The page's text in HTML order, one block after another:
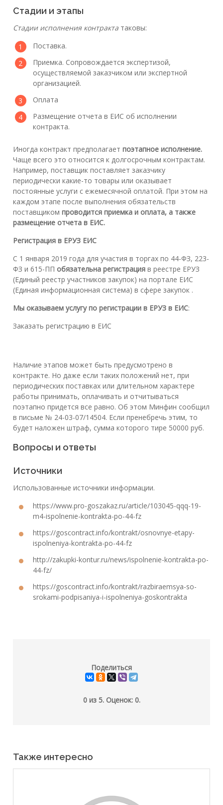
Стадии и этапы
Стадии исполнения контракта таковы:
Поставка.
Приемка. Сопровождается экспертизой,
осуществляемой заказчиком или экспертной
организацией.
Оплата
Размещение отчета в ЕИС об исполнении
контракта.
Иногда контракт предполагает поэтапное исполнение.
Чаще всего это относится к долгосрочным контрактам.
Например, поставщик поставляет заказчику
периодически какие-то товары или оказывает
постоянные услуги с ежемесячной оплатой. При этом на
каждом этапе после выполнения обязательств
поставщиком проводится приемка и оплата, а также
размещение отчета в ЕИС.
Регистрация в ЕРУЗ ЕИС
С 1 января 2019 года для участия в торгах по 44-ФЗ, 223-
ФЗ и 615-ПП обязательна регистрация в реестре ЕРУЗ
(Единый реестр участников закупок) на портале ЕИС
(Единая информационная система) в сфере закупок .
Мы оказываем услугу по регистрации в ЕРУЗ в ЕИС:
Заказать регистрацию в ЕИС
Наличие этапов может быть предусмотрено в
контракте. Но даже если таких положений нет, при
периодических поставках или длительном характере
работы принимать, оплачивать и отчитываться
поэтапно придется все равно. Об этом Минфин сообщил
в письме № 24-03-07/14504. Если пренебречь этим, то
будет наложен штраф, сумма которого тире 50000 руб.
Вопросы и ответы
Источники
Использованные источники информации.
https://www.pro-goszakaz.ru/article/103045-qqq-19-
m4-ispolnenie-kontrakta-po-44-fz
https://goscontract.info/kontrakt/osnovnye-etapy-
ispolneniya-kontrakta-po-44-fz
http://zakupki-kontur.ru/news/ispolnenie-kontrakta-po-
44-fz/
https://goscontract.info/kontrakt/razbiraemsya-so-
srokami-podpisaniya-i-ispolneniya-goskontrakta
Поделиться
0из 5.Оценок: 0.
Также интересно